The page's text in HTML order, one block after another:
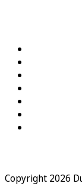
Copyright 2026